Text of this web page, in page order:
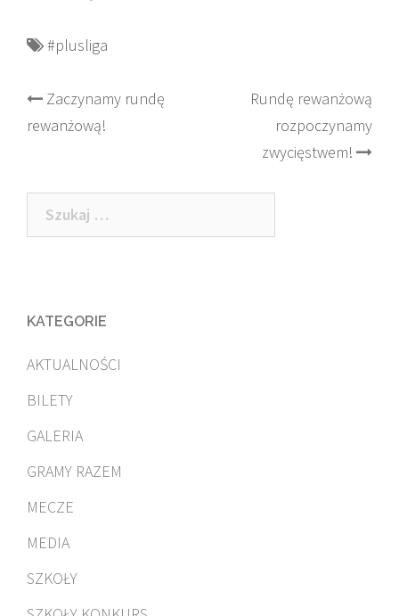
#plusliga
Post
navigation
Zaczynamy rundę
rewanżową!
Rundę rewanżową
rozpoczynamy
zwycięstwem!
Szukaj:
KATEGORIE
AKTUALNOŚCI
BILETY
GALERIA
GRAMY RAZEM
MECZE
MEDIA
SZKOŁY